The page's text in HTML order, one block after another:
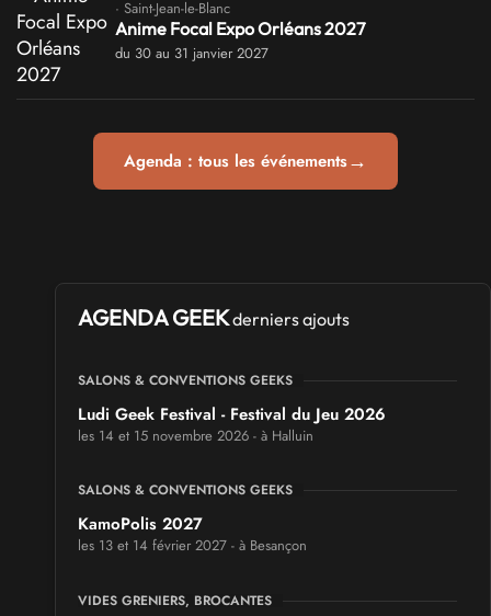
· Saint-Jean-le-Blanc
Anime Focal Expo Orléans 2027
du 30 au 31 janvier 2027
Agenda : tous les événements→
AGENDA GEEKderniers ajouts
SALONS & CONVENTIONS GEEKS
Ludi Geek Festival - Festival du Jeu 2026
les 14 et 15 novembre 2026 - à Halluin
SALONS & CONVENTIONS GEEKS
KamoPolis 2027
les 13 et 14 février 2027 - à Besançon
VIDES GRENIERS, BROCANTES